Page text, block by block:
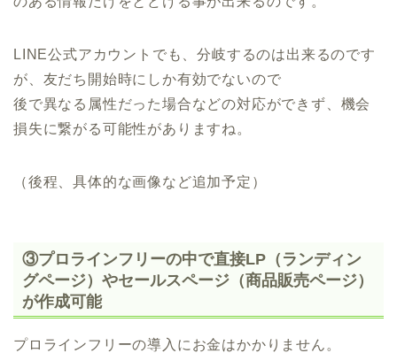
LINE公式アカウントでも、分岐するのは出来るのです
が、友だち開始時にしか有効でないので
後で異なる属性だった場合などの対応ができず、機会
損失に繋がる可能性がありますね。
（後程、具体的な画像など追加予定）
③プロラインフリーの中で直接LP（ランディン
グページ）やセールスページ（商品販売ページ）
が作成可能
プロラインフリーの導入にお金はかかりません。